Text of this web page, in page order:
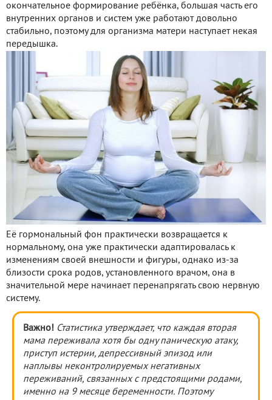
окончательное формирование ребёнка, большая часть его
внутренних органов и систем уже работают довольно
стабильно, поэтому для организма матери наступает некая
передышка.
Её гормональный фон практически возвращается к
нормальному, она уже практически адаптировалась к
изменениям своей внешности и фигуры, однако из-за
близости срока родов, установленного врачом, она в
значительной мере начинает перенапрягать свою нервную
систему.
Важно! Статистика утверждает, что каждая вторая
мама переживала хотя бы одну паническую атаку,
приступ истерии, депрессивный эпизод или
наплывы неконтролируемых негативных
переживаний, связанных с предстоящими родами,
именно на 9 месяце беременности. Поэтому